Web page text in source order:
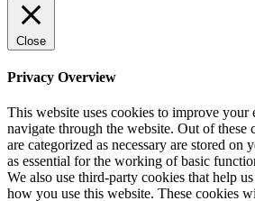
Close
Privacy Overview
This website uses cookies to improve your
navigate through the website. Out of these
are categorized as necessary are stored on
as essential for the working of basic
We also use third-party cookies that help
how you use this website. These cookies